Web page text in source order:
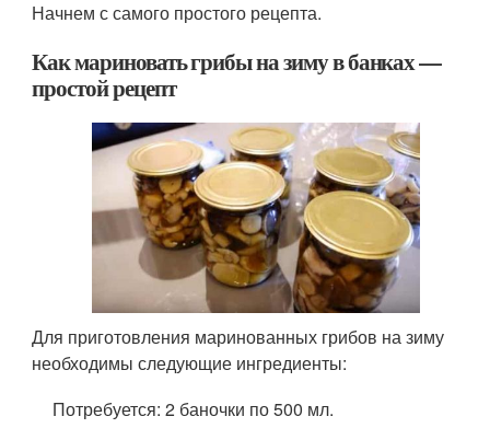
Начнем с самого простого рецепта.
Как мариновать грибы на зиму в банках —
простой рецепт
Для приготовления маринованных грибов на зиму
необходимы следующие ингредиенты:
Потребуется: 2 баночки по 500 мл.